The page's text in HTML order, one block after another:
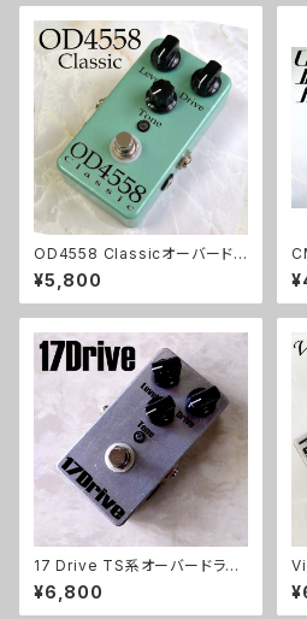
OD4558 Classicオーバードラ
イブキット【BASIC KIT】
¥5,800
17 Drive TS系オーバードライ
ブキット【BASIC KIT】
¥6,800